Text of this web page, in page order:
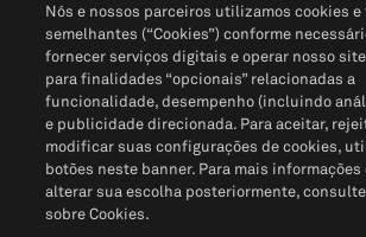
Política de PrivacidadePortal de privacidade do
Não Venda Minhas Informações Pessoais© 2026
Nós e nossos parceiros utilizamos cookies
semelhantes (“Cookies”) conforme
fornecer serviços digitais e operar nosso
para finalidades “opcionais” relacionadas a
funcionalidade, desempenho (incluindo
e publicidade direcionada. Para aceitar,
modificar suas configurações de cookies,
botões neste banner. Para mais informações
alterar sua escolha posteriormente,
sobre Cookies.